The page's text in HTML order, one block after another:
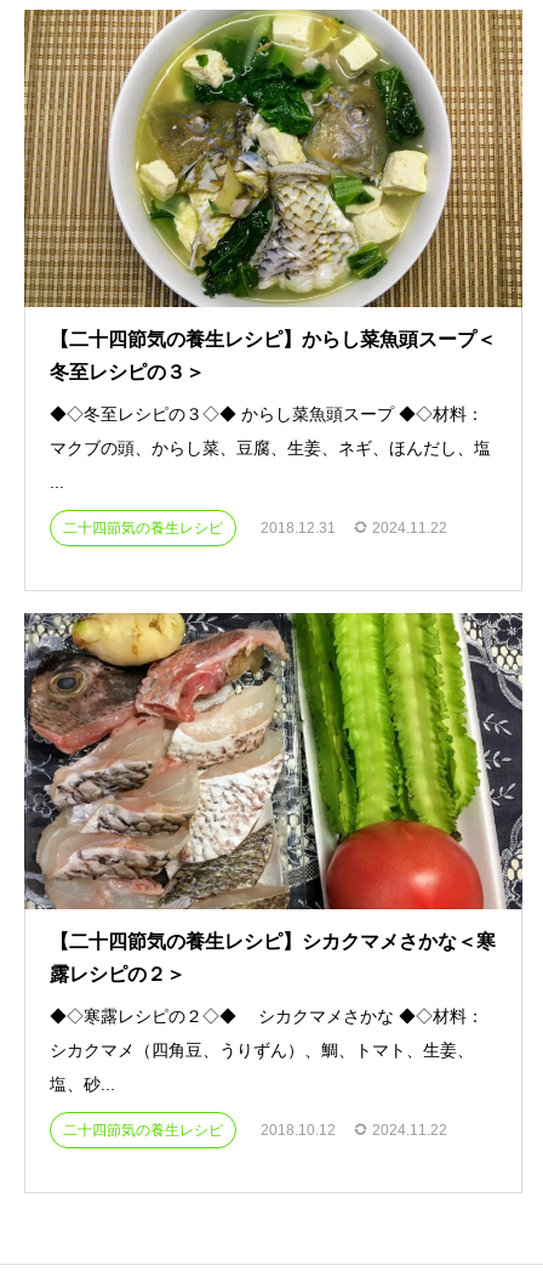
【二十四節気の養生レシピ】からし菜魚頭スープ＜
冬至レシピの３＞
◆◇冬至レシピの３◇◆ からし菜魚頭スープ ◆◇材料：
マクブの頭、からし菜、豆腐、生姜、ネギ、ほんだし、塩
二十四節気の養生レシピ 2018.12.31 2024.11.22
【二十四節気の養生レシピ】シカクマメさかな＜寒
露レシピの２＞
◆◇寒露レシピの２◇◆ シカクマメさかな ◆◇材料：
シカクマメ（四角豆、うりずん）、鯛、トマト、生姜、
塩、砂...
二十四節気の養生レシピ 2018.10.12 2024.11.22